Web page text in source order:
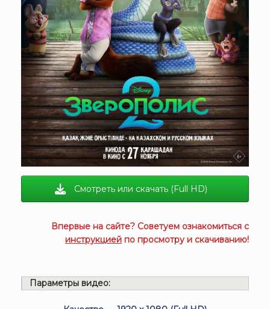
Смотреть или скачать (Full HD)
Впервые на сайте? Советуем ознакомиться с
инструкцией по просмотру и скачиванию!
Параметры видео: